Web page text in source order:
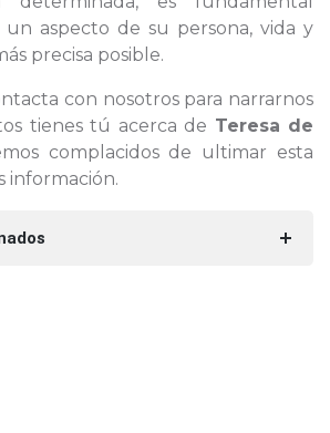
aspecto de su persona, vida y
precisa posible.
con nosotros para narrarnos
tienes tú acerca de Teresa de
complacidos de ultimar esta
información.